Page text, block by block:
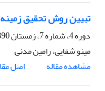
تبیین روش تحقیق
دوره 4، شماره 7، زمستان 1390، صفحه
مینو شفایی، رامین مدنی
مشاهده مقاله
اصل